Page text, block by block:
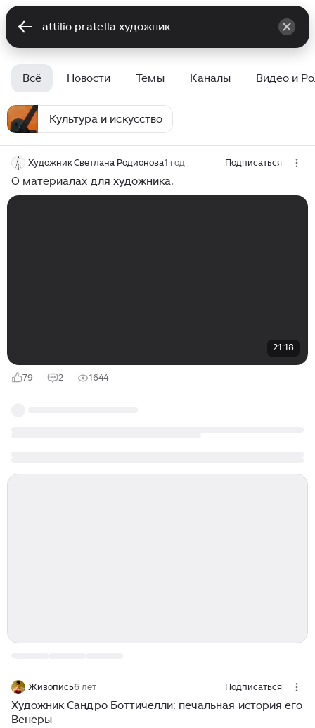
Всё Новости Темы Каналы Видео и
Культура и искусство
Художник Светлана Родионова1 год Подписаться
О материалах для художника.
21:18
79 2 1644
Живопись6 лет Подписаться
Художник Сандро Боттичелли: печальная история его
Венеры